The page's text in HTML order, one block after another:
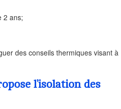
2 ans;
des conseils thermiques visant à
l’isolation des